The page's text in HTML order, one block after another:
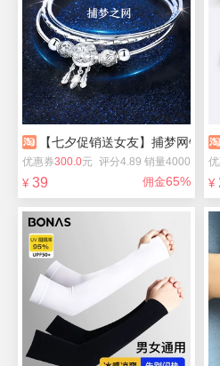
【七夕促销送女友】捕梦网银
优惠券300.0元 评分4.89 销量4000
¥ 39 佣金65% ¥